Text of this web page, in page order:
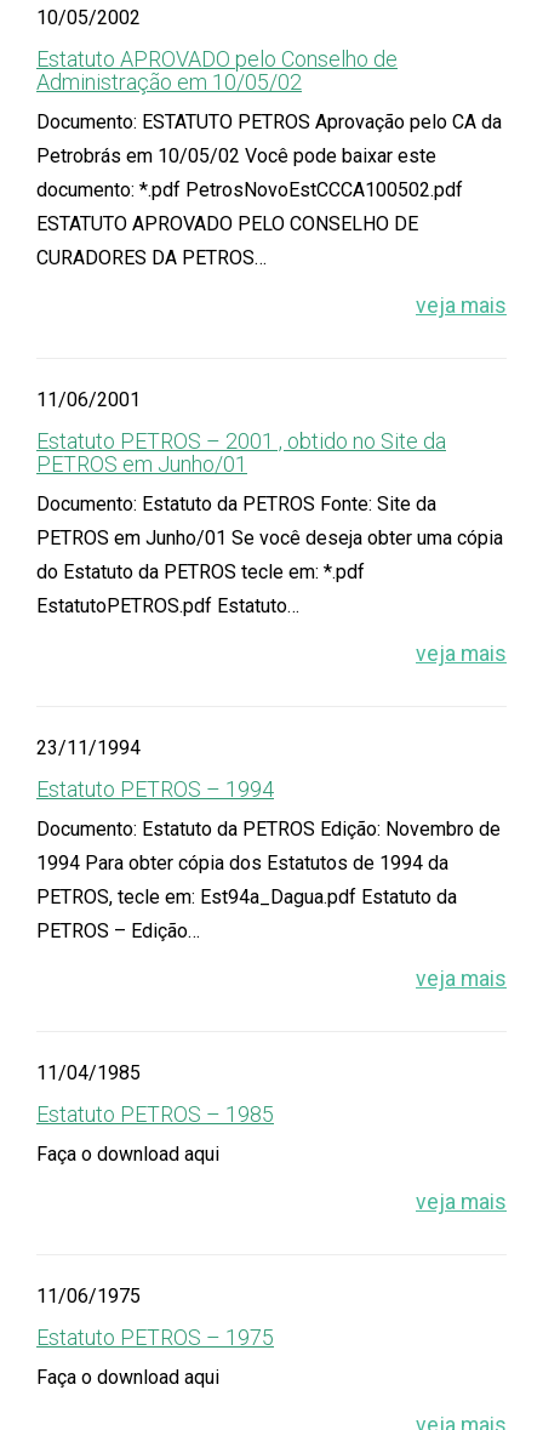
10/05/2002
Estatuto APROVADO pelo Conselho de
Administração em 10/05/02
Documento: ESTATUTO PETROS Aprovação pelo CA da
Petrobrás em 10/05/02 Você pode baixar este
documento: *.pdf PetrosNovoEstCCCA100502.pdf
ESTATUTO APROVADO PELO CONSELHO DE
CURADORES DA PETROS…
veja mais
11/06/2001
Estatuto PETROS – 2001 , obtido no Site da
PETROS em Junho/01
Documento: Estatuto da PETROS Fonte: Site da
PETROS em Junho/01 Se você deseja obter uma cópia
do Estatuto da PETROS tecle em: *.pdf
EstatutoPETROS.pdf Estatuto…
veja mais
23/11/1994
Estatuto PETROS – 1994
Documento: Estatuto da PETROS Edição: Novembro de
1994 Para obter cópia dos Estatutos de 1994 da
PETROS, tecle em: Est94a_Dagua.pdf Estatuto da
PETROS – Edição…
veja mais
11/04/1985
Estatuto PETROS – 1985
Faça o download aqui
veja mais
11/06/1975
Estatuto PETROS – 1975
Faça o download aqui
veja mais